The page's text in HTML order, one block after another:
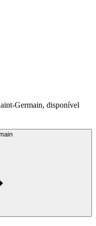
Germain, disponível